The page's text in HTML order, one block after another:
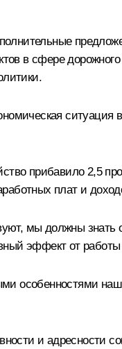
в сфере
прибавило 2,5
плат и
мы должны знать
эффект от работы
особенностями
и адресности